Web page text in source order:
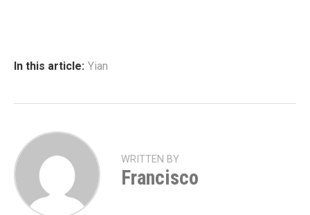
In this article: Yian
WRITTEN BY
Francisco